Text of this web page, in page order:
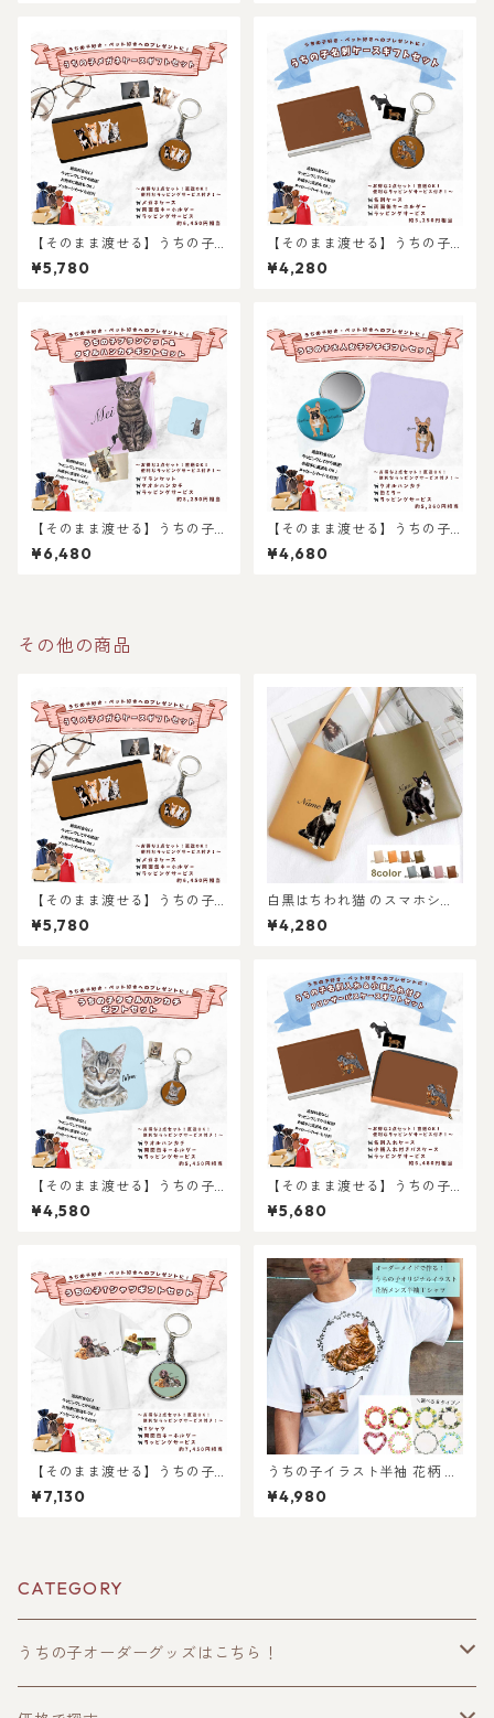
の日・母の日・お誕生日やお
祝いに！
父の日・母の日・お誕生日や
お祝いに！
【そのまま渡せる】うちの子
メガネケースギフトセット｜
両面キーホルダーとメガネケ
も！父の日・母の日・お誕生
日プレゼントにもおすすめお
すすめ！写真からリアルなイ
ラスト作成・ラッピング無
料・ペット好き・犬好き・猫
好きへのプレゼントに！！
¥5,780
【そのまま渡せる】うちの子
名刺ケース＆両面缶キーホル
ダーギフトセット｜猫好き・
母の日・お誕生日やお祝い
に！
¥4,280
【そのまま渡せる】うちの子
ブランケット&タオルハンカチ
ギフトセット｜写真からリア
ンカチ！ラッピングあり！父
¥6,480
【そのまま渡せる】うちの子
大人女子ギフトセット｜写真
からリアルなイラスト作成・
¥4,680
その他の商品
【そのまま渡せる】うちの子
メガネケースギフトセット｜
両面キーホルダーとメガネケ
も！父の日・母の日・お誕生
日プレゼントにもおすすめお
すすめ！写真からリアルなイ
ラスト作成・ラッピング無
料・ペット好き・犬好き・猫
好きへのプレゼントに！！
¥5,780
白黒はちわれ猫 のスマホショ
ルダーミニバッグ / ネコ好き
必見！注目のミニショルダー
トやギフトにも選ばれていま
す！
¥4,280
【そのまま渡せる】うちの子
タオルハンカチギフトセット
｜写真からリアルなイラスト
プレゼントに！タオルハンカ
チとキーホルダーのセット！
ラッピングあり！父の日・母
の日のギフトギフトに！
¥4,580
【そのまま渡せる】うちの子
名刺ケース＆小銭入れ付きカ
ードケースギフトセット｜猫
の日・母の日・お誕生日やお
祝いに！
¥5,680
【そのまま渡せる】うちの子T
シャツギフトセット｜写真か
らリアルなイラスト作成・ラ
¥7,130
うちの子イラスト半袖 花柄 メ
ンズ Tシャツ /オーダーメイド
で作る！ 猫好き犬好きの女性
¥4,980
CATEGORY
うちの子オーダーグッズはこちら！